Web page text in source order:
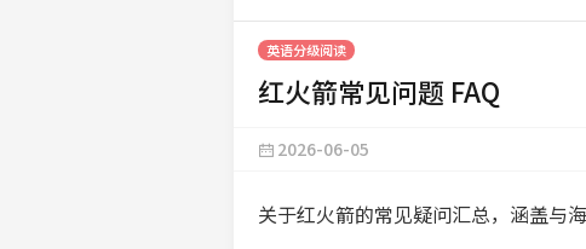
英语分级阅读
红火箭常见问题 FAQ
2026-06-05
关于红火箭的常见疑问汇总，涵盖与